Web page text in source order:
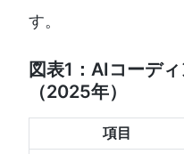
す。
図表1：AIコーデ
（2025年）
項目